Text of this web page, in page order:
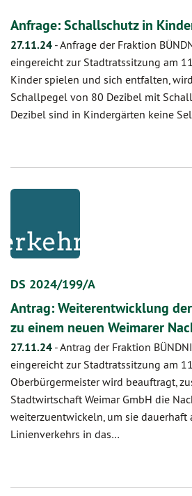
Anfrage: Schallschutz in
27.11.24 -Anfrage der Fraktion
eingereicht zur Stadtratssitzung am
Kinder spielen und sich entfalten,
Schallpegel von 80 Dezibel mit
Dezibel sind in Kindergärten keine
DS 2024/199/A
Antrag: Weiterentwicklung
zu einem neuen Weimarer
27.11.24 -Antrag der Fraktion
eingereicht zur Stadtratssitzung am
Oberbürgermeister wird beauftragt,
Stadtwirtschaft Weimar GmbH die
weiterzuentwickeln, um sie dauerhaft
Linienverkehrs in das…